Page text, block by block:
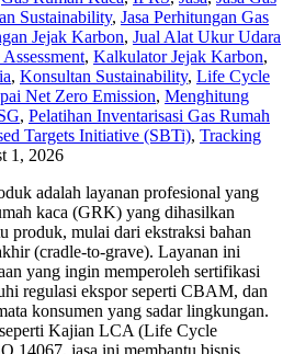
Sustainability, Jasa Perhitungan Gas
Jejak Karbon, Jual Alat Ukur Udara
, Kalkulator Jejak Karbon,
, Konsultan Sustainability, Life Cycle
Net Zero Emission, Menghitung
, Pelatihan Inventarisasi Gas Rumah
Targets Initiative (SBTi), Tracking
1, 2026
adalah layanan profesional yang
kaca (GRK) yang dihasilkan
produk, mulai dari ekstraksi bahan
(cradle-to-grave). Layanan ini
yang ingin memperoleh sertifikasi
regulasi ekspor seperti CBAM, dan
konsumen yang sadar lingkungan.
Kajian LCA (Life Cycle
14067, jasa ini membantu bisnis